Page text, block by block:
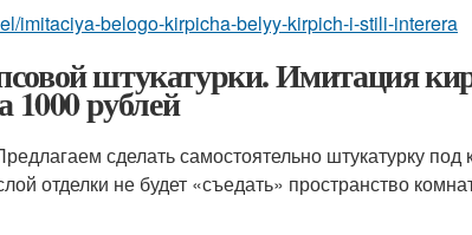
imitaciya-belogo-kirpicha-belyy-kirpich-i-stili-interera
штукатурки. Имитация
1000 рублей
сделать самостоятельно штукатурку под
отделки не будет «съедать» пространство